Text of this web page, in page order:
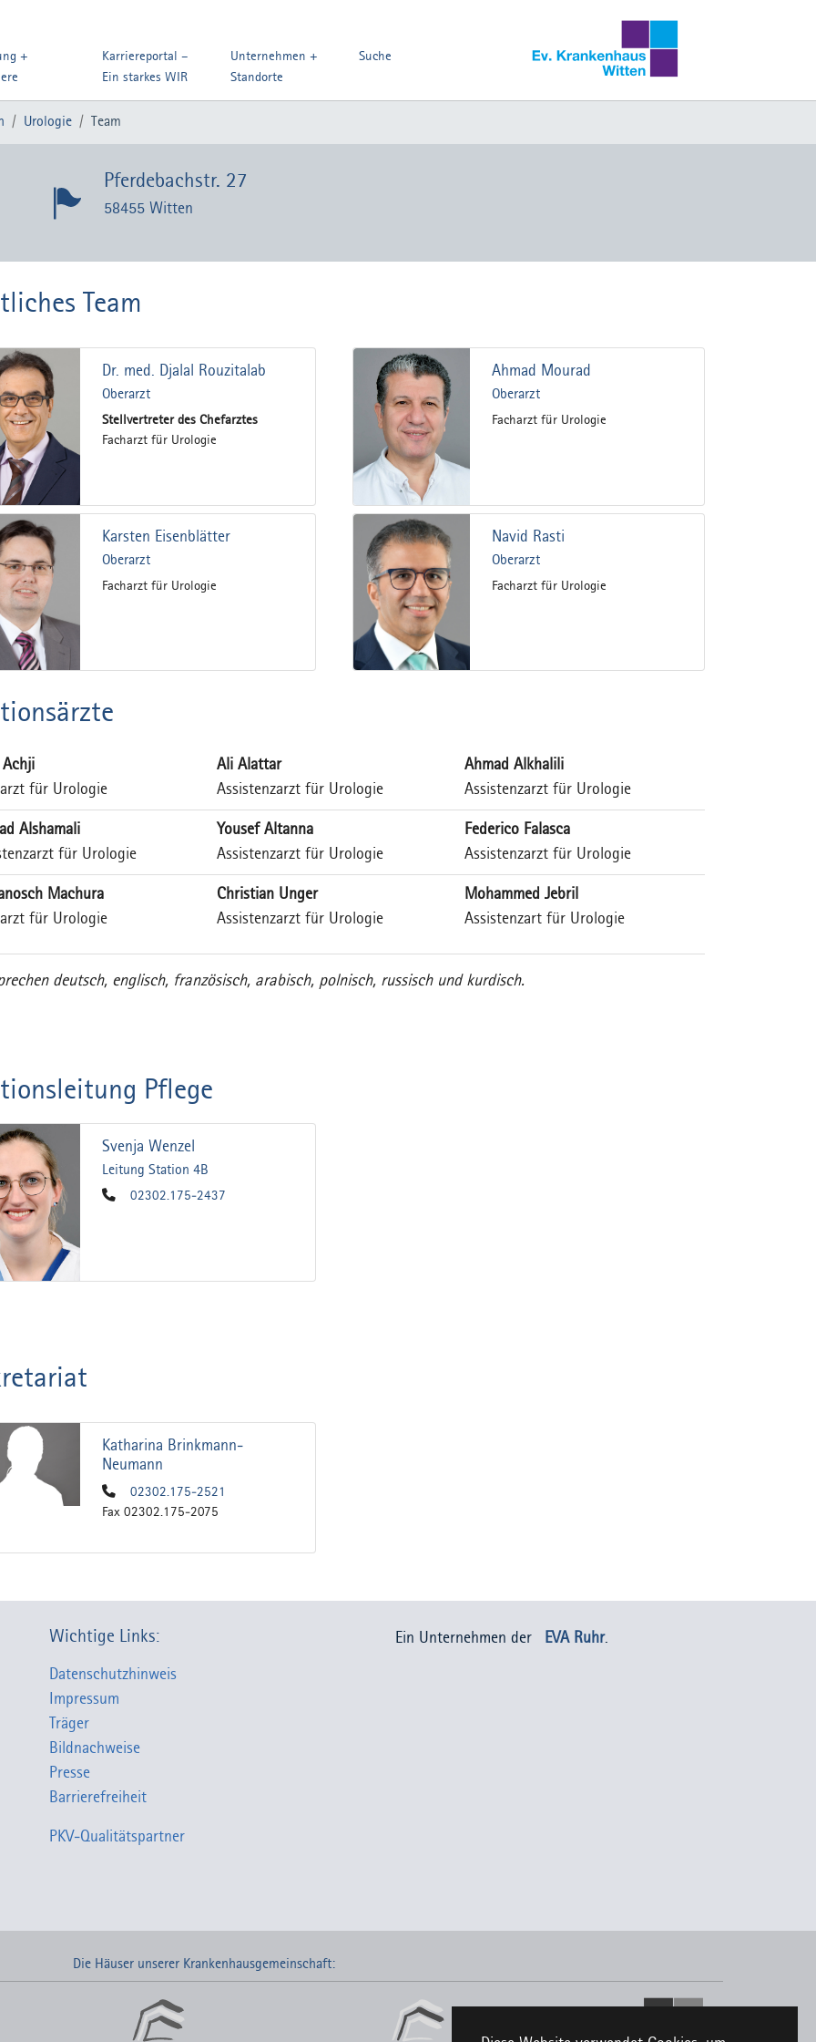
+
Karriereportal –
Ein starkes WIR
Unternehmen +
Standorte
Suche
Urologie Team
Pferdebachstr. 27
58455 Witten
Team
Dr. med. Djalal Rouzitalab
Oberarzt
Stellvertreter des Chefarztes
Facharzt für Urologie
Ahmad Mourad
Oberarzt
Facharzt für Urologie
Karsten Eisenblätter
Oberarzt
Facharzt für Urologie
Navid Rasti
Oberarzt
Facharzt für Urologie
Achji
für Urologie
Ali Alattar
Assistenzarzt für Urologie
Ahmad Alkhalili
Assistenzarzt für Urologie
Alshamali
für Urologie
Yousef Altanna
Assistenzarzt für Urologie
Federico Falasca
Assistenzarzt für Urologie
Machura
für Urologie
Christian Unger
Assistenzarzt für Urologie
Mohammed Jebril
Assistenzart für Urologie
deutsch, englisch, französisch, arabisch, polnisch, russisch und kurdisch.
Pflege
Svenja Wenzel
Leitung Station 4B
02302.175-2437
Katharina Brinkmann-
Neumann
02302.175-2521
Fax 02302.175-2075
Wichtige Links:
Datenschutzhinweis
Impressum
Träger
Bildnachweise
Presse
Barrierefreiheit
PKV-Qualitätspartner
Ein Unternehmen der EVA Ruhr.
Die Häuser unserer Krankenhausgemeinschaft: